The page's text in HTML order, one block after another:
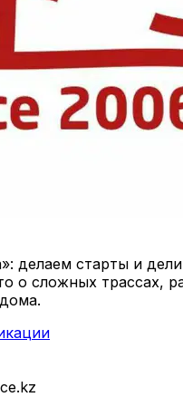
делаем старты и
о сложных трассах,